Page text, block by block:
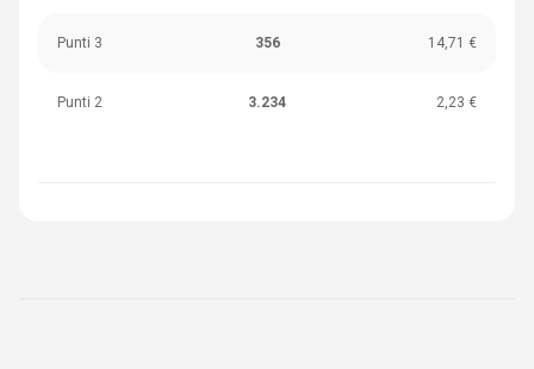
Punti 3 356 14,71 €
Punti 2 3.234 2,23 €